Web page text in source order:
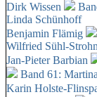
Dirk Wissen
Linda Schünhoff
Benjamin Flämig
Wilfried Sühl-
Jan-Pieter Barbian
Band 61:
Karin Holste-